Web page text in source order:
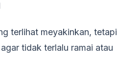
terlihat meyakinkan, tetapi
tidak terlalu ramai atau